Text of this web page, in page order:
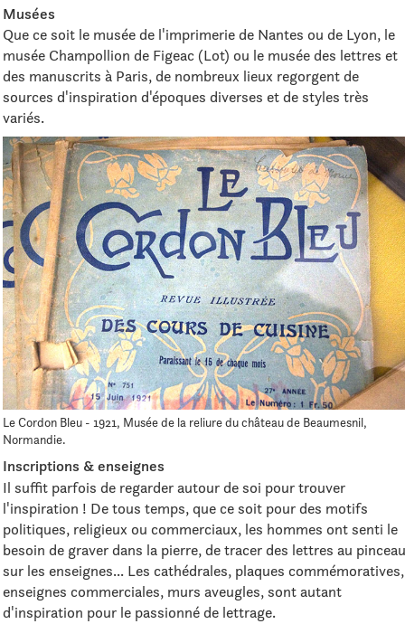
Musées
Que ce soit le musée de l'imprimerie de Nantes ou de Lyon, le
musée Champollion de Figeac (Lot) ou le musée des lettres et
des manuscrits à Paris, de nombreux lieux regorgent de
sources d'inspiration d'époques diverses et de styles très
variés.
Le Cordon Bleu - 1921, Musée de la reliure du château de Beaumesnil,
Normandie.
Inscriptions & enseignes
Il suffit parfois de regarder autour de soi pour trouver
l'inspiration ! De tous temps, que ce soit pour des motifs
politiques, religieux ou commerciaux, les hommes ont senti le
besoin de graver dans la pierre, de tracer des lettres au pinceau
sur les enseignes... Les cathédrales, plaques commémoratives,
enseignes commerciales, murs aveugles, sont autant
d'inspiration pour le passionné de lettrage.